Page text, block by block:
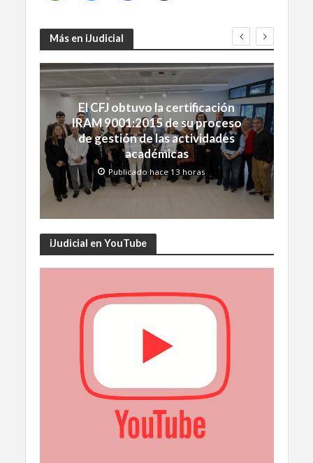
Más en iJudicial
El CFJ obtuvo la certificación
IRAM 9001:2015 de su proceso
de gestión de las actividades
académicas
Publicado hace 13 horas
iJudicial en YouTube